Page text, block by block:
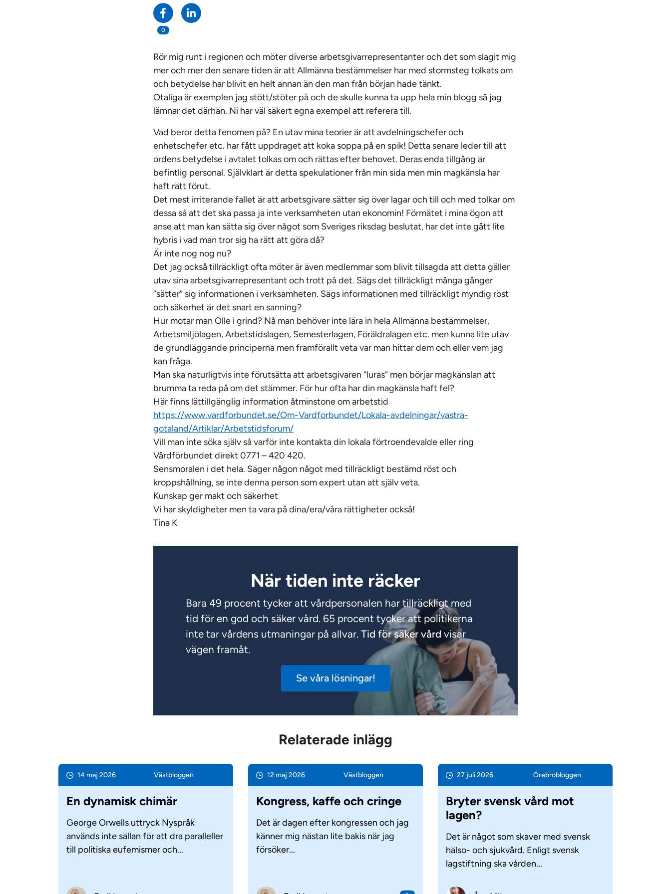
0
Rör mig runt i regionen och möter diverse arbetsgivarrepresentanter och det som slagit mig
mer och mer den senare tiden är att Allmänna bestämmelser har med stormsteg tolkats om
och betydelse har blivit en helt annan än den man från början hade tänkt.
Otaliga är exemplen jag stött/stöter på och de skulle kunna ta upp hela min blogg så jag
lämnar det därhän. Ni har väl säkert egna exempel att referera till.
Vad beror detta fenomen på? En utav mina teorier är att avdelningschefer och
enhetschefer etc. har fått uppdraget att koka soppa på en spik! Detta senare leder till att
ordens betydelse i avtalet tolkas om och rättas efter behovet. Deras enda tillgång är
befintlig personal. Självklart är detta spekulationer från min sida men min magkänsla har
haft rätt förut.
Det mest irriterande fallet är att arbetsgivare sätter sig över lagar och till och med tolkar om
dessa så att det ska passa ja inte verksamheten utan ekonomin! Förmätet i mina ögon att
anse att man kan sätta sig över något som Sveriges riksdag beslutat, har det inte gått lite
hybris i vad man tror sig ha rätt att göra då?
Är inte nog nog nu?
Det jag också tillräckligt ofta möter är även medlemmar som blivit tillsagda att detta gäller
utav sina arbetsgivarrepresentant och trott på det. Sägs det tillräckligt många gånger
”sätter” sig informationen i verksamheten. Sägs informationen med tillräckligt myndig röst
och säkerhet är det snart en sanning?
Hur motar man Olle i grind? Nå man behöver inte lära in hela Allmänna bestämmelser,
Arbetsmiljölagen, Arbetstidslagen, Semesterlagen, Föräldralagen etc. men kunna lite utav
de grundläggande principerna men framförallt veta var man hittar dem och eller vem jag
kan fråga.
Man ska naturligtvis inte förutsätta att arbetsgivaren ”luras” men börjar magkänslan att
brumma ta reda på om det stämmer. För hur ofta har din magkänsla haft fel?
Här finns lättillgänglig information åtminstone om arbetstid
https://www.vardforbundet.se/Om-Vardforbundet/Lokala-avdelningar/vastra-
gotaland/Artiklar/Arbetstidsforum/
Vill man inte söka själv så varför inte kontakta din lokala förtroendevalde eller ring
Vårdförbundet direkt 0771 – 420 420.
Sensmoralen i det hela. Säger någon något med tillräckligt bestämd röst och
kroppshållning, se inte denna person som expert utan att själv veta.
Kunskap ger makt och säkerhet
Vi har skyldigheter men ta vara på dina/era/våra rättigheter också!
Tina K
När tiden inte räcker
Bara 49 procent tycker att vårdpersonalen har tillräckligt med
tid för en god och säker vård. 65 procent tycker att politikerna
inte tar vårdens utmaningar på allvar. Tid för säker vård visar
vägen framåt.
Se våra lösningar!
Relaterade inlägg
14 maj 2026 Väst­bloggen
En dynamisk chimär
George Orwells uttryck Nyspråk
används inte sällan för att dra paralleller
till politiska eufemismer och...
12 maj 2026 Väst­bloggen
Kongress, kaffe och cringe
Det är dagen efter kongressen och jag
känner mig nästan lite bakis när jag
försöker...
27 juli 2026 Örebro­bloggen
Bryter svensk vård mot
lagen?
Det är något som skaver med svensk
hälso- och sjukvård. Enligt svensk
lagstiftning ska vården...